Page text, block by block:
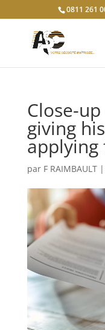
0811 261
Close-
giving
applying
par F RAIMBAULT|